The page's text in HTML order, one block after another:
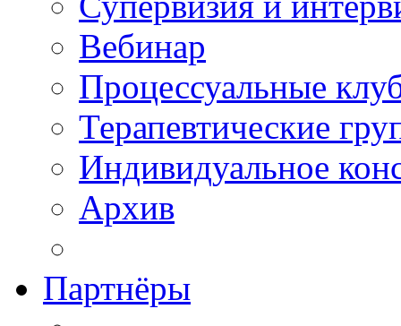
Вебинар
Процессуальные
Терапевтические
Индивидуальное
Архив
Партнёры